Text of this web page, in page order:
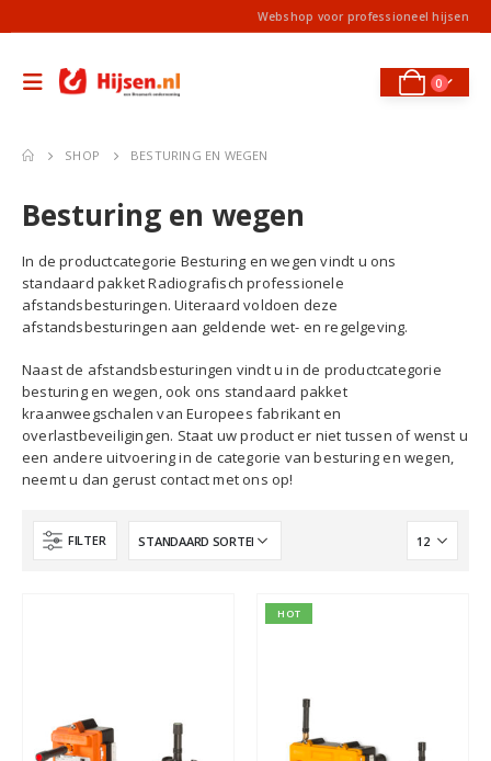
Webshop voor professioneel hijsen
0
SHOP BESTURING EN WEGEN
Besturing en wegen
In de productcategorie Besturing en wegen vindt u ons
standaard pakket Radiografisch professionele
afstandsbesturingen. Uiteraard voldoen deze
afstandsbesturingen aan geldende wet- en regelgeving.
Naast de afstandsbesturingen vindt u in de productcategorie
besturing en wegen, ook ons standaard pakket
kraanweegschalen van Europees fabrikant en
overlastbeveiligingen. Staat uw product er niet tussen of wenst u
een andere uitvoering in de categorie van besturing en wegen,
neemt u dan gerust contact met ons op!
FILTER
HOT